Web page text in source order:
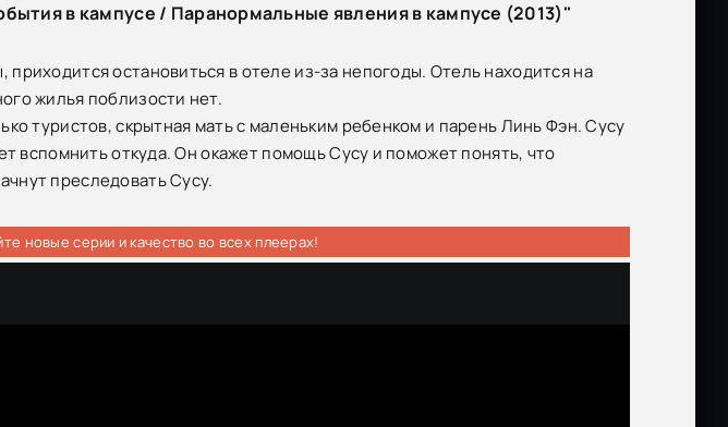
в кампусе / Паранормальные явления в кампусе (2013)"
остановиться в отеле из-за непогоды. Отель находится на
жилья поблизости нет.
туристов, скрытная мать с маленьким ребенком и парень Линь Фэн. Сусу
вспомнить откуда. Он окажет помощь Сусу и поможет понять, что
преследовать Сусу.
новые серии и качество во всех плеерах!